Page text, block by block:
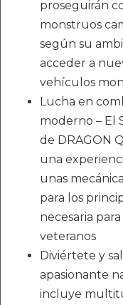
proseguirán
monstruos
según su
acceder a
vehículos
Lucha en
moderno – El
de DRAGON
una
unas
para los
necesaria
veteranos
Diviértete y
apasionante
incluye